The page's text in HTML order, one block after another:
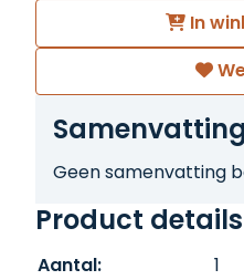
In
Samenvatting
Geen samenvatting
Product details
Aantal:
1